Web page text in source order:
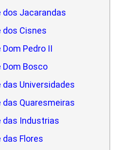
dos Jacarandas
dos Cisnes
Pedro II
Dom Bosco
das Universidades
das Quaresmeiras
das Industrias
das Flores